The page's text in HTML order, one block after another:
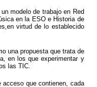
modelo de trabajo en Red
en la ESO e Historia de
virtud de lo establecido
una propuesta que trata de
en los que experimentar y
las TIC.
que contienen, cada